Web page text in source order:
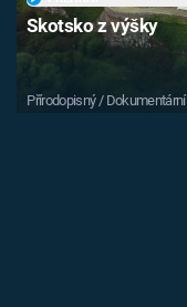
Skotsko z výšky
Přírodopisný / Dokumentární